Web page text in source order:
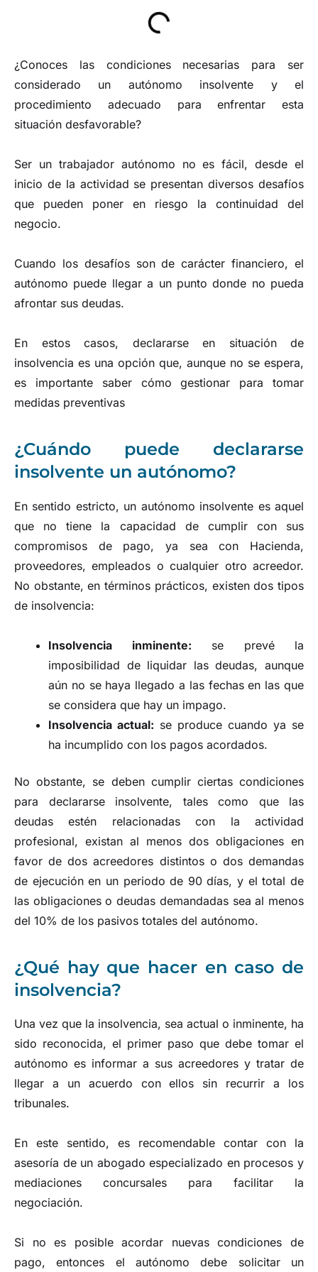
¿Conoces las condiciones necesarias para ser
considerado un autónomo insolvente y el
procedimiento adecuado para enfrentar esta
situación desfavorable?
Ser un trabajador autónomo no es fácil, desde el
inicio de la actividad se presentan diversos desafíos
que pueden poner en riesgo la continuidad del
negocio.
Cuando los desafíos son de carácter financiero, el
autónomo puede llegar a un punto donde no pueda
afrontar sus deudas.
En estos casos, declararse en situación de
insolvencia es una opción que, aunque no se espera,
es importante saber cómo gestionar para tomar
medidas preventivas
¿Cuándo puede declararse
insolvente un autónomo?
En sentido estricto, un autónomo insolvente es aquel
que no tiene la capacidad de cumplir con sus
compromisos de pago, ya sea con Hacienda,
proveedores, empleados o cualquier otro acreedor.
No obstante, en términos prácticos, existen dos tipos
de insolvencia:
Insolvencia inminente: se prevé la
imposibilidad de liquidar las deudas, aunque
aún no se haya llegado a las fechas en las que
se considera que hay un impago.
Insolvencia actual: se produce cuando ya se
ha incumplido con los pagos acordados.
No obstante, se deben cumplir ciertas condiciones
para declararse insolvente, tales como que las
deudas estén relacionadas con la actividad
profesional, existan al menos dos obligaciones en
favor de dos acreedores distintos o dos demandas
de ejecución en un periodo de 90 días, y el total de
las obligaciones o deudas demandadas sea al menos
del 10% de los pasivos totales del autónomo.
¿Qué hay que hacer en caso de
insolvencia?
Una vez que la insolvencia, sea actual o inminente, ha
sido reconocida, el primer paso que debe tomar el
autónomo es informar a sus acreedores y tratar de
llegar a un acuerdo con ellos sin recurrir a los
tribunales.
En este sentido, es recomendable contar con la
asesoría de un abogado especializado en procesos y
mediaciones concursales para facilitar la
negociación.
Si no es posible acordar nuevas condiciones de
pago, entonces el autónomo debe solicitar un